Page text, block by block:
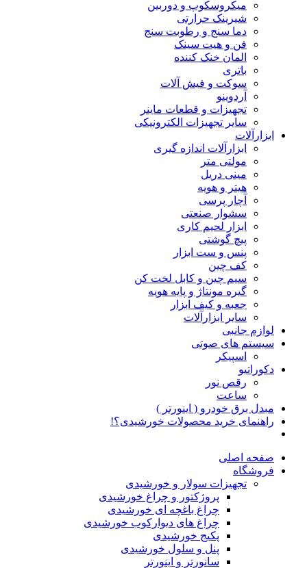
میکروسکوپ و دوربین
شیرینک حرارتی
دما سنج و رطوبت سنج
فن و هیت سینک
المان خنک کننده
باتری
سوکت و فیش آلات
آردوینو
تجهیزات و قطعات ماینر
سایر تجهیزات الکترونیکی
ابزارآلات
ابزارآلات اندازه گیری
مولتی متر
مینی دریل
هیتر و هویه
آچار پرسی
سشوار صنعتی
ابزار لحیم کاری
پیچ گوشتی
پنس و ست ابزار
کف چین
سیم چین و کابل لخت کن
گیره مونتاژ و پایه هویه
جعبه و کیف ابزار
سایر ابزارآلات
لوازم جانبی
سیستم های صوتی
اسپیکر
دکوراتیو
رقص نور
ساعت
مبدل برق خودرو ( اینورتر )
راهنمای خرید محصولات خورشیدی؟!
صفحه اصلی
فروشگاه
تجهیزات سولار و خورشیدی
پروژکتور و چراغ خورشیدی
چراغ باغچه ای خورشیدی
چراغ های دیوارکوب خورشیدی
پکیج خورشیدی
پنل و سلول خورشیدی
سانورتر و اینورتر